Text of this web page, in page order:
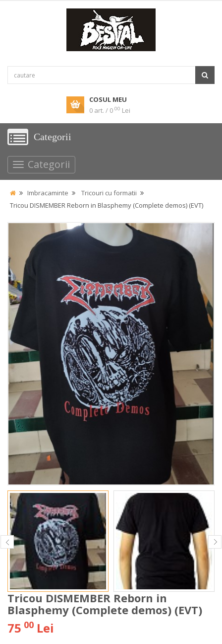
COSUL MEU
0 art. / 0 00 Lei
Categorii
Categorii
Imbracaminte
Tricouri cu formatii
Tricou DISMEMBER Reborn in Blasphemy (Complete demos) (EVT)
Tricou DISMEMBER Reborn in
Blasphemy (Complete demos) (EVT)
75 00 Lei